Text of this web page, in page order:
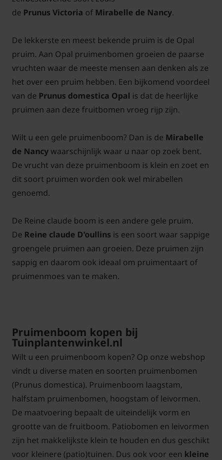
de Prunus Victoria of Mirabelle de Nancy.
De lekkerste en meest bekende pruim is de Opal
pruim. Aan Opal pruimenbomen groeien de paarse
vruchten waar de meeste mensen aan denken als ze
het over een pruim hebben. Een bijkomend voordeel
van de Prunus domestica Opal is dat de heerlijke
pruimen aan deze fruitbomen vroeg rijp zijn.
Wilt u een gele pruimenboom? Dan is de Mirabelle
de Nancywaarschijnlijk waar u naar op zoek bent.
De vrucht van deze pruimenboom is klein en zoet en
dit soort pruimen worden ook wel mirabellen
genoemd.
De Reine claude boom is een andere gele pruim.
De Reine claude D'oullins is een soort waar sappige
groengele pruimen aan groeien. Deze pruimen zijn
sappig en daarom ook ideaal om pruimentaart of
pruimenmoes van te maken.
Pruimenboom kopen bij
Tuinplantenwinkel.nl
Wilt u een pruimenboom kopen? Op onze webshop
vindt u diverse maten en soorten pruimenbomen
(Prunus domestica). Pruimenboom laagstam,
halfstam pruimenbomen, hoogstam of leivormen.
De maatvoering bepaalt de uiteindelijk vorm en
grootte van de fruitboom. Patiobomen en leivormen
zijn het makkelijkste klein te houden en dus geschikt
voor kleinere (patio)tuinen. Dus ook voor een kleine